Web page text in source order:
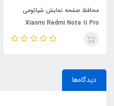
محافظ صفحه نمایش شیائومی
Xiaomi Redmi Note 11 Pro
Plus
دیدگاه‌ها